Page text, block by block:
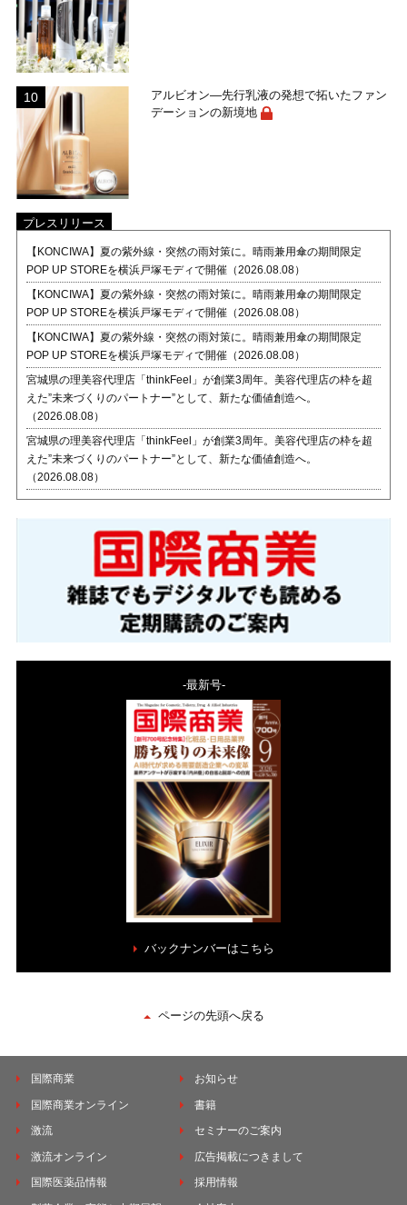
アルビオン―先行乳液の発想で拓いたファン
デーションの新境地
プレスリリース
【KONCIWA】夏の紫外線・突然の雨対策に。晴雨兼用傘の期間限定
POP UP STOREを横浜戸塚モディで開催（2026.08.08）
【KONCIWA】夏の紫外線・突然の雨対策に。晴雨兼用傘の期間限定
POP UP STOREを横浜戸塚モディで開催（2026.08.08）
【KONCIWA】夏の紫外線・突然の雨対策に。晴雨兼用傘の期間限定
POP UP STOREを横浜戸塚モディで開催（2026.08.08）
宮城県の理美容代理店「thinkFeel」が創業3周年。美容代理店の枠を超
えた”未来づくりのパートナー”として、新たな価値創造へ。
（2026.08.08）
宮城県の理美容代理店「thinkFeel」が創業3周年。美容代理店の枠を超
えた”未来づくりのパートナー”として、新たな価値創造へ。
（2026.08.08）
-最新号-
バックナンバーはこちら
ページの先頭へ戻る
国際商業
国際商業オンライン
激流
激流オンライン
国際医薬品情報
お知らせ
書籍
セミナーのご案内
広告掲載につきまして
採用情報